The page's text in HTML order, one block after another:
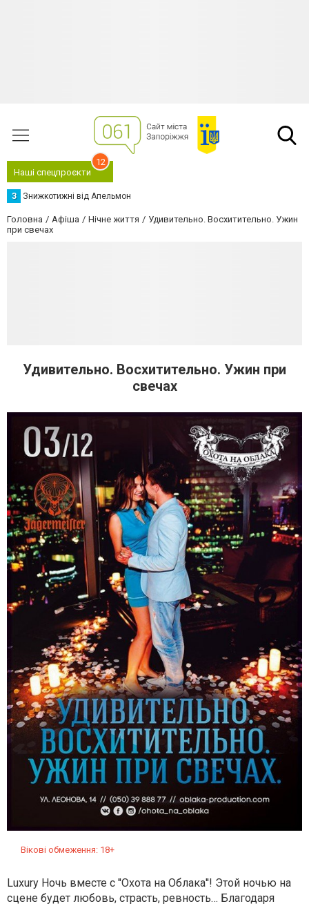
Наші спецпроєкти
12
З Знижкотижні від Апельмон
Головна Афіша Нічне життя
Удивительно. Восхитительно. Ужин
при свечах
Удивительно. Восхитительно. Ужин при
свечах
Вікові обмеження: 18+
Luxury Ночь вместе с ''Охота на Облака''! Этой ночью на
сцене будет любовь, страсть, ревность… Благодаря